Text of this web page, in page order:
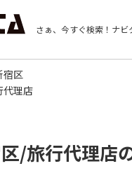
さぁ、今すぐ検索！ ナビ
宿区
代理店
/旅行代理店